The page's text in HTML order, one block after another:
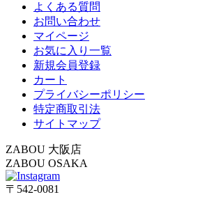
よくある質問
お問い合わせ
マイページ
お気に入り一覧
新規会員登録
カート
プライバシーポリシー
特定商取引法
サイトマップ
ZABOU 大阪店
ZABOU OSAKA
〒542-0081